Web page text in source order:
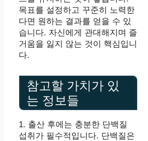
목표를 설정하고 꾸준히 노력한
다면 원하는 결과를 얻을 수 있
습니다. 자신에게 관대해지며 즐
거움을 잃지 않는 것이 핵심입니
다.
참고할 가치가 있
는 정보들
1. 출산 후에는 충분한 단백질
섭취가 필수적입니다. 단백질은